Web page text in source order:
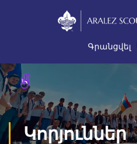
Գրանցվել
Կորյուններ